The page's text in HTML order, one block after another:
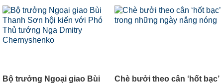
Bộ trưởng Ngoại giao Bùi
Chè bưởi theo cân ‘hốt bạc’